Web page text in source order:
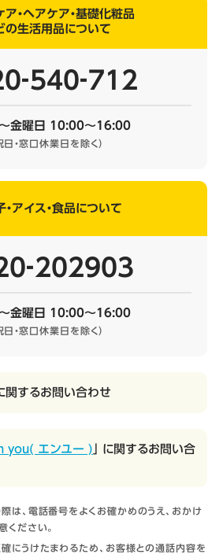
ア・ヘアケア・基礎化粧品
の生活用品について
金曜日 10:00～16:00
日・窓口休業日を除く）
・アイス・食品について
金曜日 10:00～16:00
日・窓口休業日を除く）
に関するお問い合わせ
you( エンユー ) 」 に関するお問い合
は、電話番号をよくお確かめのうえ、おかけ
ください。
にうけたまわるため、お客様との通話内容を